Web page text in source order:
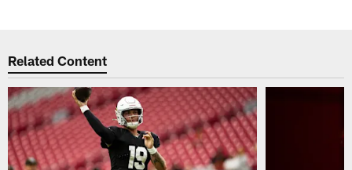
Related Content